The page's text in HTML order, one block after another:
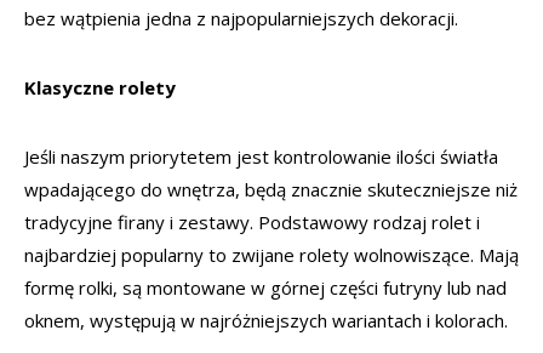
bez wątpienia jedna z najpopularniejszych dekoracji.
Klasyczne rolety
Jeśli naszym priorytetem jest kontrolowanie ilości światła
wpadającego do wnętrza, będą znacznie skuteczniejsze niż
tradycyjne firany i zestawy. Podstawowy rodzaj rolet i
najbardziej popularny to zwijane rolety wolnowiszące. Mają
formę rolki, są montowane w górnej części futryny lub nad
oknem, występują w najróżniejszych wariantach i kolorach.